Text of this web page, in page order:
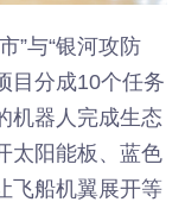
”与“银河攻防
目分成10个任务
机器人完成生态
太阳能板、蓝色
飞船机翼展开等